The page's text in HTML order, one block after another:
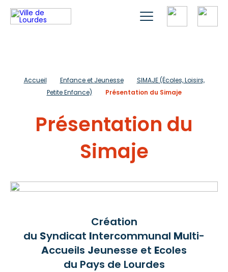
Accueil Enfance et Jeunesse
SIMAJE (Écoles, Loisirs,
Petite Enfance)
Présentation du Simaje
Présentation du
Simaje
Création
du Syndicat Intercommunal Multi-
Accueils Jeunesse et Ecoles
du Pays de Lourdes